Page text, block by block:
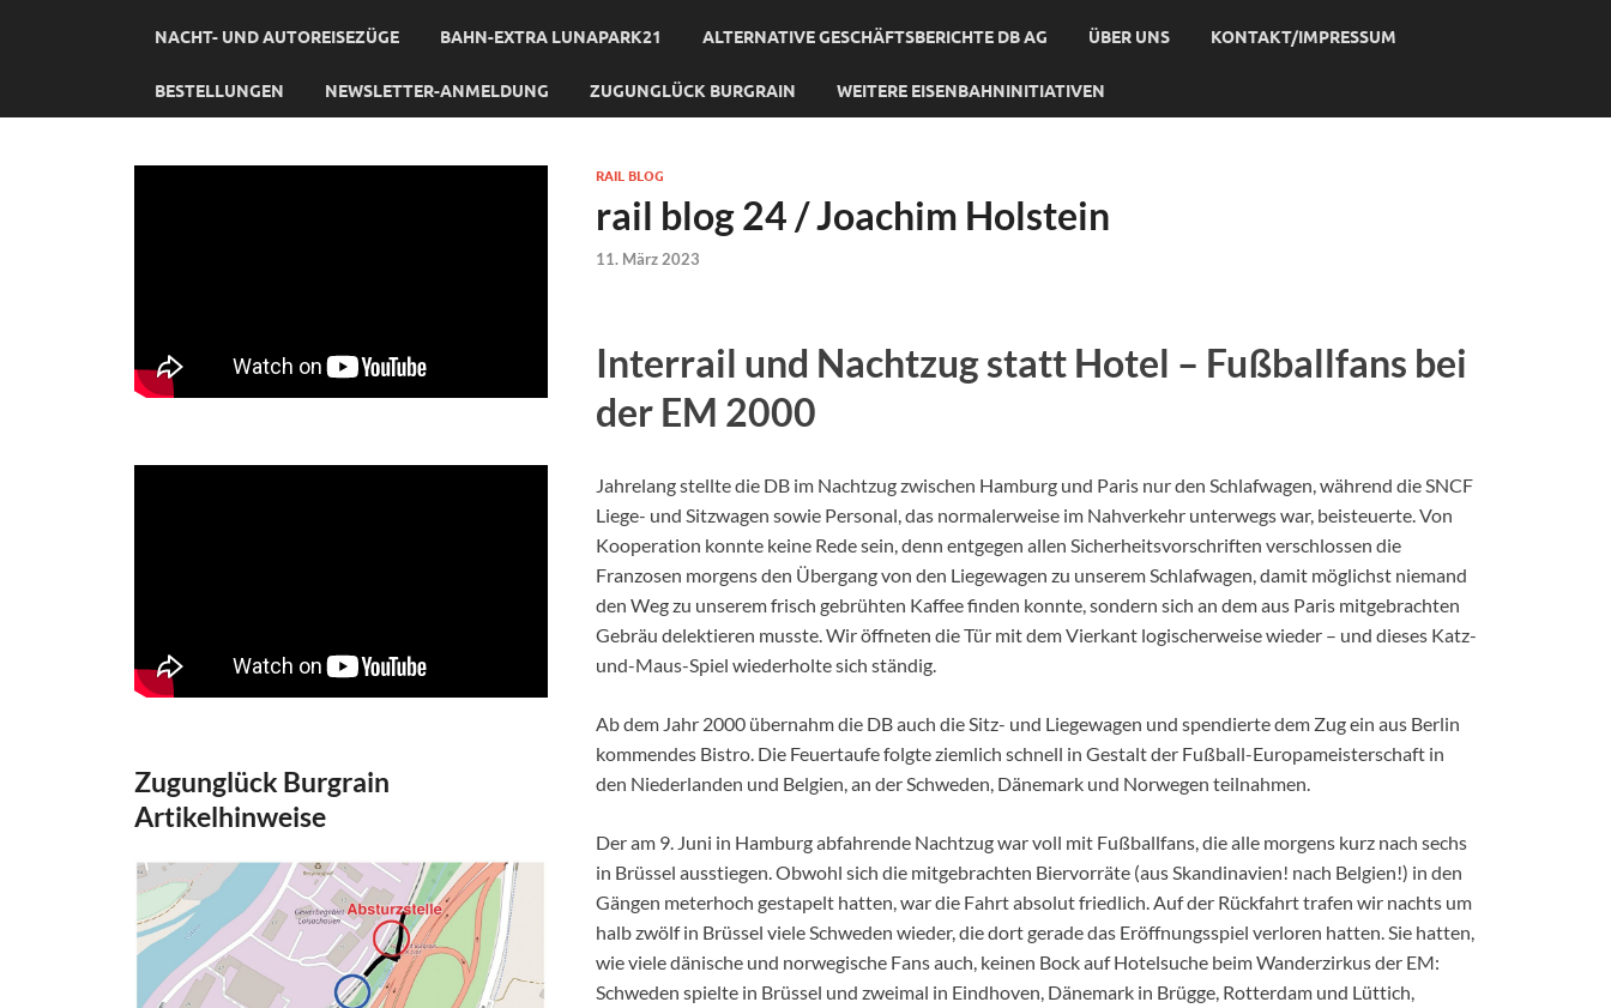
NACHT- UND AUTOREISEZÜGE BAHN-EXTRA LUNAPARK21 ALTERNATIVE GESCHÄFTSBERICHTE DB AG ÜBER UNS KONTAKT/IMPRESSUM
BESTELLUNGEN NEWSLETTER-ANMELDUNG ZUGUNGLÜCK BURGRAIN WEITERE EISENBAHNINITIATIVEN
RAIL BLOG
rail blog 24 / Joachim Holstein
11. März 2023
Interrail und Nachtzug statt Hotel – Fußballfans bei
der EM 2000
Jahrelang stellte die DB im Nachtzug zwischen Hamburg und Paris nur den Schlafwagen, während die SNCF
Liege- und Sitzwagen sowie Personal, das normalerweise im Nahverkehr unterwegs war, beisteuerte. Von
Kooperation konnte keine Rede sein, denn entgegen allen Sicherheitsvorschriften verschlossen die
Franzosen morgens den Übergang von den Liegewagen zu unserem Schlafwagen, damit möglichst niemand
den Weg zu unserem frisch gebrühten Kaffee finden konnte, sondern sich an dem aus Paris mitgebrachten
Gebräu delektieren musste. Wir öffneten die Tür mit dem Vierkant logischerweise wieder – und dieses Katz-
und-Maus-Spiel wiederholte sich ständig.
Ab dem Jahr 2000 übernahm die DB auch die Sitz- und Liegewagen und spendierte dem Zug ein aus Berlin
kommendes Bistro. Die Feuertaufe folgte ziemlich schnell in Gestalt der Fußball-Europameisterschaft in
den Niederlanden und Belgien, an der Schweden, Dänemark und Norwegen teilnahmen.
Der am 9. Juni in Hamburg abfahrende Nachtzug war voll mit Fußballfans, die alle morgens kurz nach sechs
in Brüssel ausstiegen. Obwohl sich die mitgebrachten Biervorräte (aus Skandinavien! nach Belgien!) in den
Gängen meterhoch gestapelt hatten, war die Fahrt absolut friedlich. Auf der Rückfahrt trafen wir nachts um
halb zwölf in Brüssel viele Schweden wieder, die dort gerade das Eröffnungsspiel verloren hatten. Sie hatten,
wie viele dänische und norwegische Fans auch, keinen Bock auf Hotelsuche beim Wanderzirkus der EM:
Schweden spielte in Brüssel und zweimal in Eindhoven, Dänemark in Brügge, Rotterdam und Lüttich,
Zugunglück Burgrain
Artikelhinweise